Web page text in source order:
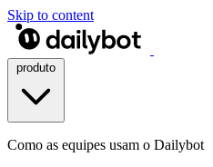
Skip to content
Como as equipes usam o Dailybot